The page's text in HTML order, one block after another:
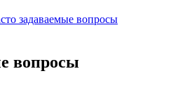
задаваемые вопросы
вопросы